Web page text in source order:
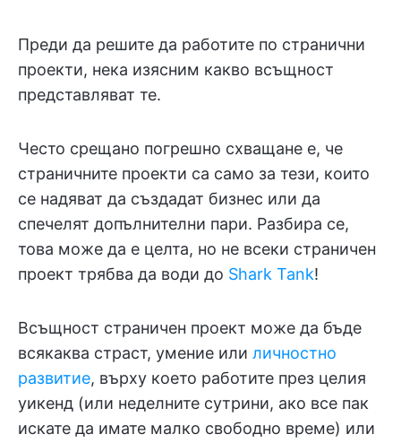
Преди да решите да работите по странични
проекти, нека изясним какво всъщност
представляват те.
Често срещано погрешно схващане е, че
страничните проекти са само за тези, които
се надяват да създадат бизнес или да
спечелят допълнителни пари. Разбира се,
това може да е целта, но не всеки страничен
проект трябва да води до Shark Tank!
Всъщност страничен проект може да бъде
всякаква страст, умение или личностно
развитие, върху което работите през целия
уикенд (или неделните сутрини, ако все пак
искате да имате малко свободно време) или